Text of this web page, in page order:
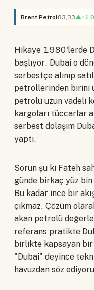
Brent Petrol83,33
Hikaye 1980'lerde
başlıyor. Dubai o
serbestçe alınıp
petrollerinden birini
petrolü uzun vadeli
kargoları tüccarlar
serbest dolaşım
yaptı.
Sorun şu ki Fateh
günde birkaç yüz
Bu kadar ince bir
çıkmaz. Çözüm
akan petrolü
referans pratikte
birlikte kapsayan
"Dubai" deyince
havuzdan söz